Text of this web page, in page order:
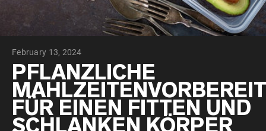
February 13, 2024
PFLANZLICHE
FÜR EINEN FITTEN UND